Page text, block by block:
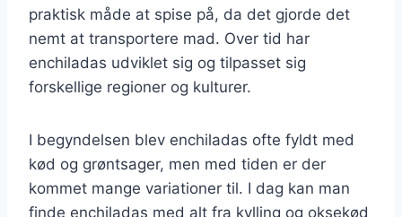
praktisk måde at spise på, da det gjorde det
nemt at transportere mad. Over tid har
enchiladas udviklet sig og tilpasset sig
forskellige regioner og kulturer.
I begyndelsen blev enchiladas ofte fyldt med
kød og grøntsager, men med tiden er der
kommet mange variationer til. I dag kan man
finde enchiladas med alt fra kylling og oksekød